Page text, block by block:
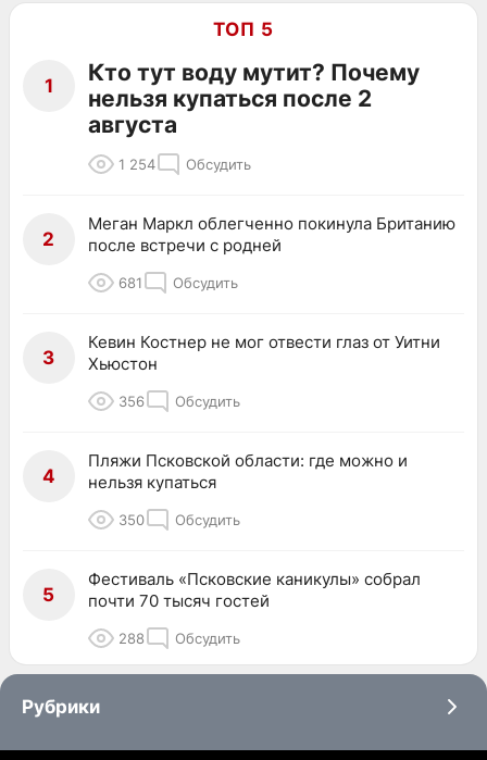
ТОП 5
1
Кто тут воду мутит? Почему
нельзя купаться после 2
августа
1 254 Обсудить
2
Меган Маркл облегченно покинула Британию
после встречи с родней
681 Обсудить
3
Кевин Костнер не мог отвести глаз от Уитни
Хьюстон
356 Обсудить
4
Пляжи Псковской области: где можно и
нельзя купаться
350 Обсудить
5
Фестиваль «Псковские каникулы» собрал
почти 70 тысяч гостей
288 Обсудить
Рубрики